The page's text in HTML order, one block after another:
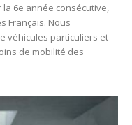
la 6e année consécutive,
Français. Nous
véhicules particuliers et
de mobilité des